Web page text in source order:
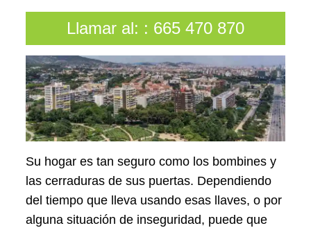
Llamar al: : 665 470 870
Su hogar es tan seguro como los bombines y
las cerraduras de sus puertas. Dependiendo
del tiempo que lleva usando esas llaves, o por
alguna situación de inseguridad, puede que